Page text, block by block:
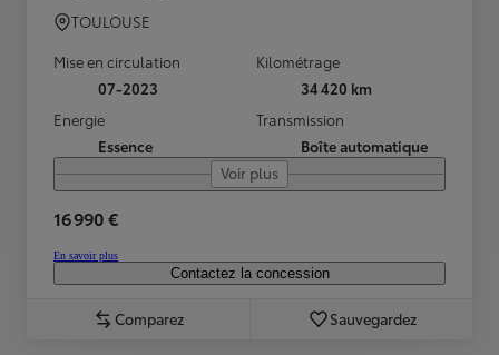
TOULOUSE
Mise en circulation
07-2023
Kilométrage
34 420 km
Energie
Essence
Transmission
Boîte automatique
Voir plus
16 990 €
En savoir plus
Contactez la concession
Comparez Sauvegardez